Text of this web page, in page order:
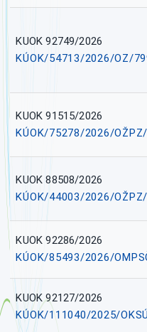
KUOK 92749/2026
KÚOK/54713/2026/OZ/
KUOK 91515/2026
KÚOK/75278/2026/
KUOK 88508/2026
KÚOK/44003/2026/
KUOK 92286/2026
KÚOK/85493/2026/
KUOK 92127/2026
KÚOK/111040/2025/